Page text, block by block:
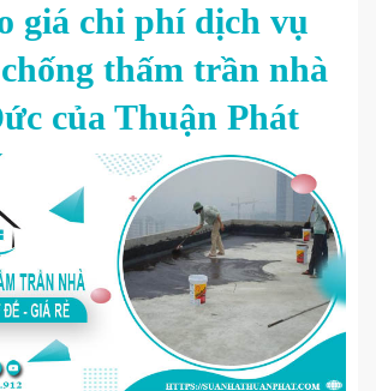
giá chi phí dịch vụ
thấm trần nhà
của Thuận Phát